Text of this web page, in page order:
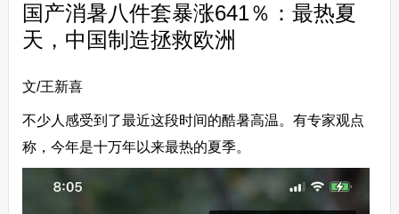
国产消暑八件套暴涨641％：最热夏
天，中国制造拯救欧洲
文/王新喜
不少人感受到了最近这段时间的酷暑高温。有专家观点
称，今年是十万年以来最热的夏季。